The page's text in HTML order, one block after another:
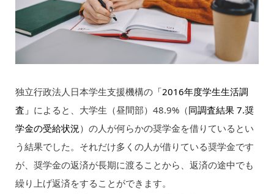
独立行政法人日本学生支援機構の「2016年度学生生活調
査」 によると、大学生（昼間部）48.9%（同調査結果 7.奨
学金の受給状況 ）の人が何らかの奨学金を借りているとい
う結果でした。それだけ多くの人が借りている奨学金です
が、奨学金の返済が長期に渡ることから、返済の途中でも
繰り上げ返済をすることができます。